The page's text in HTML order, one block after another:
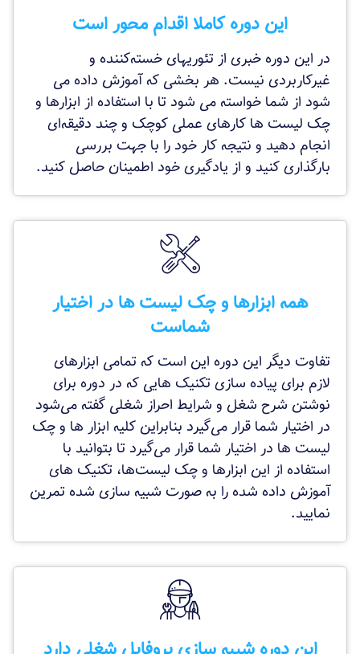
این دوره کاملا اقدام محور است
در این دوره خبری از تئوریهای خسته‌کننده و
غیرکاربردی نیست. هر بخشی که آموزش داده می
شود از شما خواسته می شود تا با استفاده از ابزارها و
چک لیست ها کارهای عملی کوچک و چند دقیقه‌ای
انجام دهید و نتیجه کار خود را با جهت بررسی
بارگذاری کنید و از یادگیری خود اطمینان حاصل کنید.
همه ابزارها و چک لیست ها در اختیار
شماست
تفاوت دیگر این دوره این است که تمامی ابزارهای
لازم برای پیاده سازی تکنیک هایی که در دوره برای
نوشتن شرح شغل و شرایط احراز شغلی گفته می‌شود
در اختیار شما قرار می‌گیرد بنابراین کلیه ابزار ها و چک
لیست ها در اختیار شما قرار می‌گیرد تا بتوانید با
استفاده از این ابزارها و چک لیست‌ها، تکنیک های
آموزش داده شده را به صورت شبیه سازی شده تمرین
نمایید.